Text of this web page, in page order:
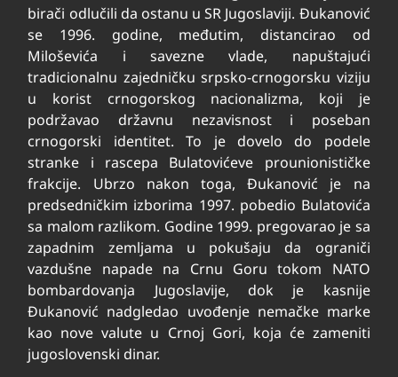
birači odlučili da ostanu u SR Jugoslaviji. Đukanović
se 1996. godine, međutim, distancirao od
Miloševića i savezne vlade, napuštajući
tradicionalnu zajedničku srpsko-crnogorsku viziju
u korist crnogorskog nacionalizma, koji je
podržavao državnu nezavisnost i poseban
crnogorski identitet. To je dovelo do podele
stranke i rascepa Bulatovićeve prounionističke
frakcije. Ubrzo nakon toga, Đukanović je na
predsedničkim izborima 1997. pobedio Bulatovića
sa malom razlikom. Godine 1999. pregovarao je sa
zapadnim zemljama u pokušaju da ograniči
vazdušne napade na Crnu Goru tokom NATO
bombardovanja Jugoslavije, dok je kasnije
Đukanović nadgledao uvođenje nemačke marke
kao nove valute u Crnoj Gori, koja će zameniti
jugoslovenski dinar.